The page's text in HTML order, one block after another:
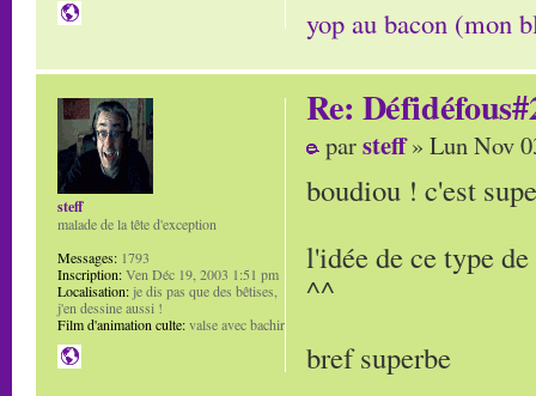
yop au bacon (mon
Re:
parsteff» Lun Nov
boudiou ! c'est
l'idée de ce type
^^
bref superbe
steff
malade de la tête d'exception
Messages: 1793
Inscription:Ven Déc 19, 2003 1:51 pm
Localisation: je dis pas que des bêtises,
j'en dessine aussi !
Film d'animation culte:valse avec bachir